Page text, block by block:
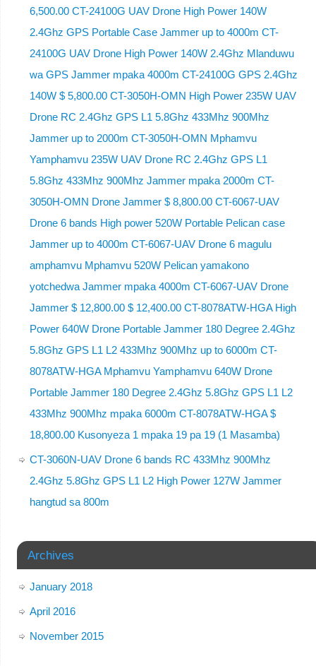
6,500.00 CT-24100G UAV Drone High Power 140W
2.4Ghz GPS Portable Case Jammer up to 4000m CT-
24100G UAV Drone High Power 140W 2.4Ghz Mlanduwu
wa GPS Jammer mpaka 4000m CT-24100G GPS 2.4Ghz
140W $ 5,800.00 CT-3050H-OMN High Power 235W UAV
Drone RC 2.4Ghz GPS L1 5.8Ghz 433Mhz 900Mhz
Jammer up to 2000m CT-3050H-OMN Mphamvu
Yamphamvu 235W UAV Drone RC 2.4Ghz GPS L1
5.8Ghz 433Mhz 900Mhz Jammer mpaka 2000m CT-
3050H-OMN Drone Jammer $ 8,800.00 CT-6067-UAV
Drone 6 bands High power 520W Portable Pelican case
Jammer up to 4000m CT-6067-UAV Drone 6 magulu
amphamvu Mphamvu 520W Pelican yamakono
yotchedwa Jammer mpaka 4000m CT-6067-UAV Drone
Jammer $ 12,800.00 $ 12,400.00 CT-8078ATW-HGA High
Power 640W Drone Portable Jammer 180 Degree 2.4Ghz
5.8Ghz GPS L1 L2 433Mhz 900Mhz up to 6000m CT-
8078ATW-HGA Mphamvu Yamphamvu 640W Drone
Portable Jammer 180 Degree 2.4Ghz 5.8Ghz GPS L1 L2
433Mhz 900Mhz mpaka 6000m CT-8078ATW-HGA $
18,800.00 Kusonyeza 1 mpaka 19 pa 19 (1 Masamba)
CT-3060N-UAV Drone 6 bands RC 433Mhz 900Mhz
2.4Ghz 5.8Ghz GPS L1 L2 High Power 127W Jammer
hangtud sa 800m
Archives
January 2018
April 2016
November 2015